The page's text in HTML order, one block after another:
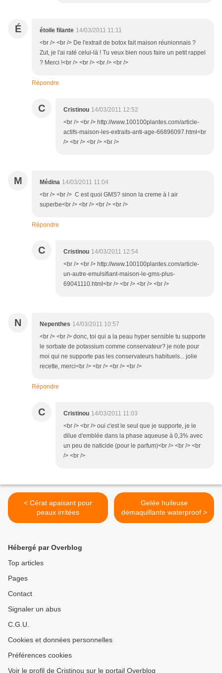
É étoile filante 14/03/2011 11:11
<br /> <br /> De l'extrait de botox fait maison réunionnais ?
Zut, je l'ai raté celui-là ! Tu veux bien nous faire un petit rappel
? Merci !<br /> <br /> <br /> <br />
Répondre
C Cristinou 14/03/2011 12:52
<br /> <br /> http://www.100100plantes.com/article-
actifs-maison-les-extraits-anti-age-66896097.html<br
/> <br /> <br /> <br />
M Médina 14/03/2011 11:04
<br /> <br /> C est quoi GMS? sinon la creme à l air
superbe<br /> <br /> <br /> <br />
Répondre
C Cristinou 14/03/2011 12:54
<br /> <br /> http://www.100100plantes.com/article-
un-autre-emulsifiant-maison-le-gms-plus-
69041110.html<br /> <br /> <br /> <br />
N Nepenthes 14/03/2011 10:57
<br /> <br /> donc, toi qui a la peau hyper sensible tu supporte
le sorbate de potassium comme conservateur? je note pour
moi qui ne supporte pas les conservateurs habituels... jolie
recette, merci<br /> <br /> <br /> <br />
Répondre
C Cristinou 14/03/2011 11:03
<br /> <br /> oui c'est le seul que je supporte, je le
dilue d'emblée dans la phase aqueuse à 0,3% avec
un peu de naticide (pour le parfum)<br /> <br /> <br
/> <br />
< Cérat apaisant pour
peaux irritées
Gelée huileuse
démaquillante waterproof >
Hébergé par Overblog
Top articles
Pages
Contact
Signaler un abus
C.G.U.
Cookies et données personnelles
Préférences cookies
Voir le profil de Cristinou sur le portail Overblog